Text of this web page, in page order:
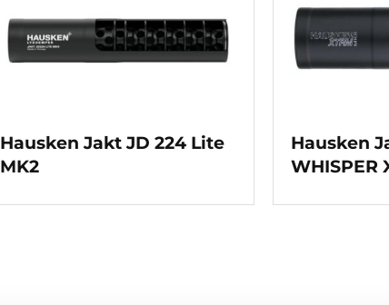
Hausken Jakt JD 224 Lite
MK2
Hausken
WHISPER